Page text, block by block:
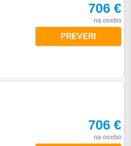
706 €
na osebo
PREVERI
706 €
na osebo